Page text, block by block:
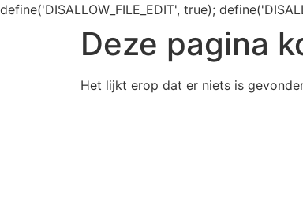
define('DISALLOW_FILE_EDIT', true);
Deze pagina
Het lijkt erop dat er niets is